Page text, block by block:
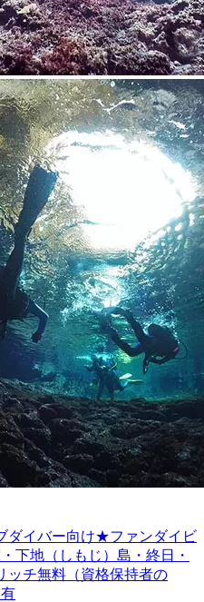
ダイバー向け★ファンダイビ
下地（しもじ）島・終日・
ッチ無料（資格保持者の